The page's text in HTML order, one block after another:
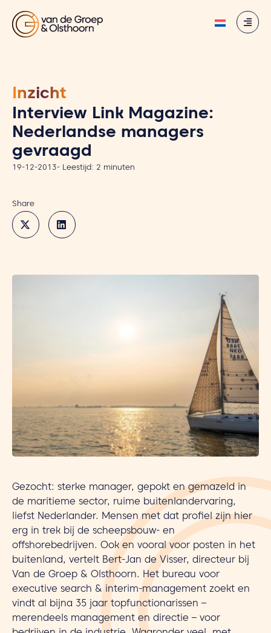
Share
Inzicht
Interview Link Magazine:
Nederlandse managers
gevraagd
19-12-2013- Leestijd: 2 minuten
Gezocht: sterke manager, gepokt en gemazeld in
de maritieme sector, ruime buitenlandervaring,
liefst Nederlander. Mensen met dat profiel zijn hier
erg in trek bij de scheepsbouw- en
offshorebedrijven. Ook en vooral voor posten in het
buitenland, vertelt Bert-Jan de Visser, directeur bij
Van de Groep & Olsthoorn. Het bureau voor
executive search & interim-management zoekt en
vindt al bijna 35 jaar topfunctionarissen –
merendeels management en directie – voor